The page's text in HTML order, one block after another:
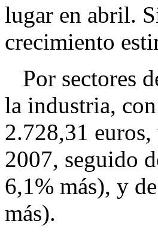
lugar en abril.
crecimiento
Por sectores
la industria,
2.728,31
2007, seguido
6,1% más), y
más).